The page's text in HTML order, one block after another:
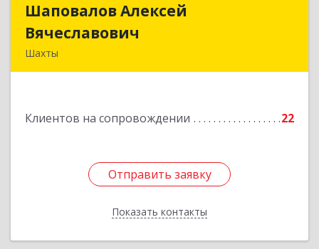
Шаповалов Алексей
Вячеславович
Шахты
Клиентов на сопровождении 22
Отправить заявку
Показать контакты
Шаповалов Алексей
Отправить заявку
Назад